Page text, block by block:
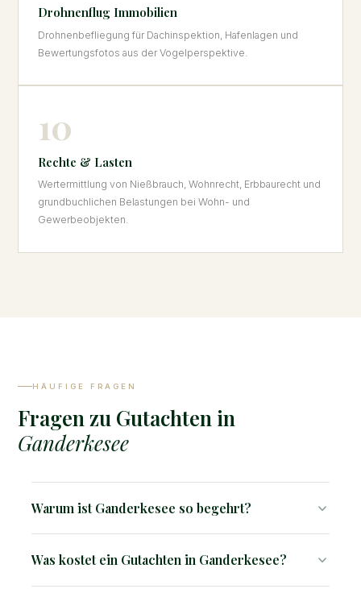
Drohnenflug Immobilien
Drohnenbefliegung für Dachinspektion, Hafenlagen und
Bewertungsfotos aus der Vogelperspektive.
10
Rechte & Lasten
Wertermittlung von Nießbrauch, Wohnrecht, Erbbaurecht und
grundbuchlichen Belastungen bei Wohn- und
Gewerbeobjekten.
HÄUFIGE FRAGEN
Fragen zu Gutachten in
Ganderkesee
Warum ist Ganderkesee so begehrt?
Wohnqualität, grünes Umfeld und gute Schulen.
Was kostet ein Gutachten in Ganderkesee?